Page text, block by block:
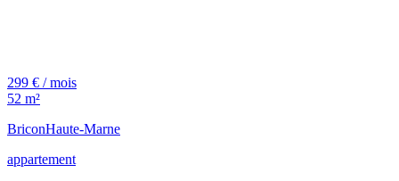
299 € / mois
52 m²
BriconHaute-Marne
appartement